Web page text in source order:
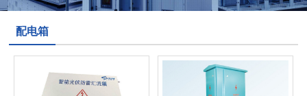
配电箱